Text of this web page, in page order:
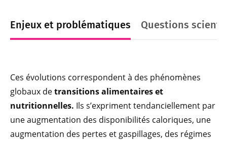
Enjeux et problématiques Questions
Ces évolutions correspondent à des phénomènes
globaux detransitions alimentaires et
nutritionnelles. Ils s’expriment tendanciellement par
une augmentation des disponibilités caloriques, une
augmentation des pertes et gaspillages, des régimes